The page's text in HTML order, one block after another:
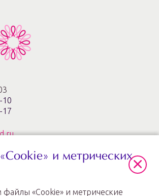
10
17
корп. 3, офис ХХIa,
и метрических
«Cookie» и метрические